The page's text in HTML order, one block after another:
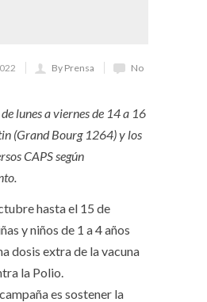
By Prensa
No
lunes a viernes de 14 a 16
(Grand Bourg 1264) y los
CAPS según
hasta el 15 de
y niños de 1 a 4 años
dosis extra de la vacuna
la Polio.
es sostener la